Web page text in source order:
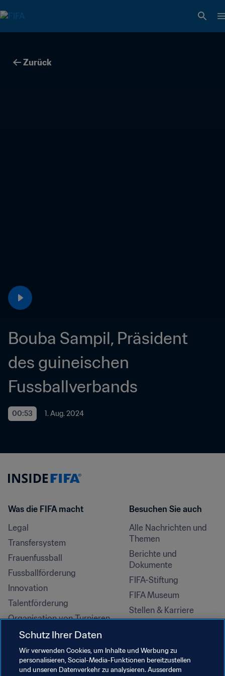
Zurück
Bouba Sampil, Präsident
des guineischen
00:53 1. Aug. 2024
Was die FIFA macht
Legal
Transfersystem
Frauenfussball
Fussballförderung
Innovation
Talentförderung
Organisation von Turnieren
Nachhaltigkeit
Menschenrechte und
Antidiskriminierung
Besuchen Sie auch
Alle Nachrichten und
Themen
Berichte und
Dokumente
FIFA-Stiftung
FIFA Museum
Stellen & Karriere
Schutz Ihrer Daten
Wir verwenden Cookies, um Inhalte und Werbung zu
personalisieren, Social-Media-Funktionen bereitzustellen
und unseren Datenverkehr zu analysieren. Ausserdem